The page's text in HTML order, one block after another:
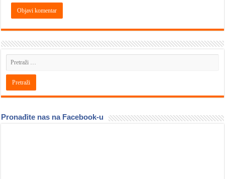
Pronađite nas na Facebook-u